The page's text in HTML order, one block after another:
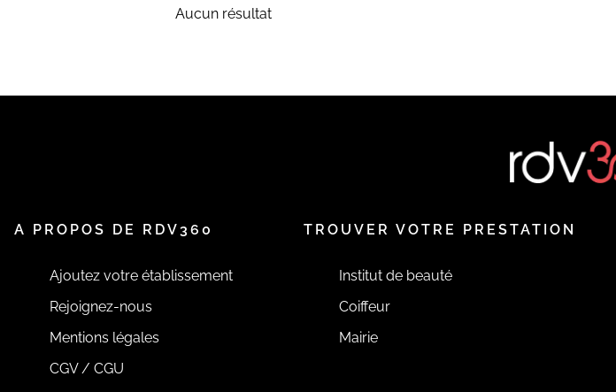
Aucun résultat
A PROPOS DE RDV360
Ajoutez votre établissement
Rejoignez-nous
Mentions légales
CGV / CGU
TROUVER VOTRE PRESTATION
Institut de beauté
Coiffeur
Mairie